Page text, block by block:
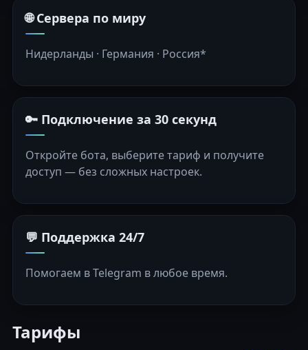
🌐 Сервера по миру
Нидерланды · Германия · Россия*
🔑 Подключение за 30 секунд
Откройте бота, выберите тариф и получите
доступ — без сложных настроек.
💬 Поддержка 24/7
Помогаем в Telegram в любое время.
Тарифы